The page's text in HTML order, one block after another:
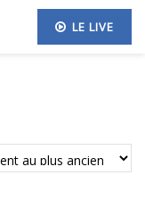
LE LIVE